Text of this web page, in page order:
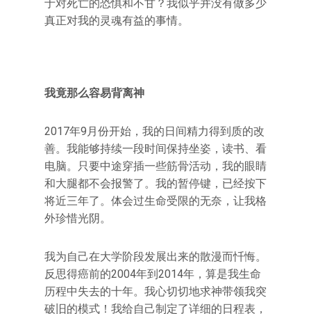
于对死亡的恐惧和不甘？我似乎并没有做多少
真正对我的灵魂有益的事情。
我竟那么容易背离神
2017年9月份开始，我的日间精力得到质的改
善。我能够持续一段时间保持坐姿，读书、看
电脑。只要中途穿插一些筋骨活动，我的眼睛
和大腿都不会报警了。我的暂停键，已经按下
将近三年了。体会过生命受限的无奈，让我格
外珍惜光阴。
我为自己在大学阶段发展出来的散漫而忏悔。
反思得癌前的2004年到2014年，算是我生命
历程中失去的十年。我心切切地求神带领我突
破旧的模式！我给自己制定了详细的日程表，